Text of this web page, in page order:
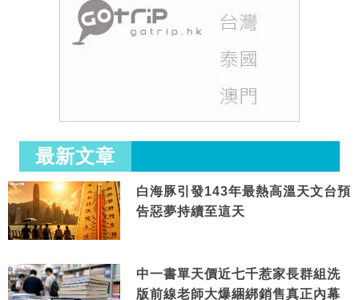
最新文章
白海豚引發143年最熱高溫天文台預
告惡夢持續至這天
中一書單天價近七千惹家長群組洗
版前線老師大爆綑綁銷售真正內幕